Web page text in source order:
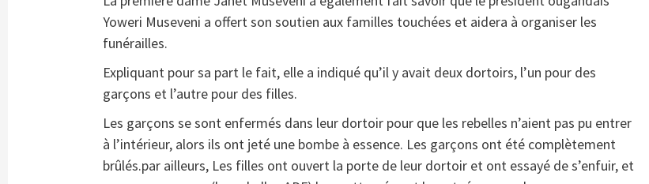
Yoweri Museveni a offert son soutien aux familles touchées et aidera à organiser les
funérailles.
Expliquant pour sa part le fait, elle a indiqué qu’il y avait deux dortoirs, l’un pour des
garçons et l’autre pour des filles.
Les garçons se sont enfermés dans leur dortoir pour que les rebelles n’aient pas pu entrer
à l’intérieur, alors ils ont jeté une bombe à essence. Les garçons ont été complètement
brûlés.par ailleurs, Les filles ont ouvert la porte de leur dortoir et ont essayé de s’enfuir, et